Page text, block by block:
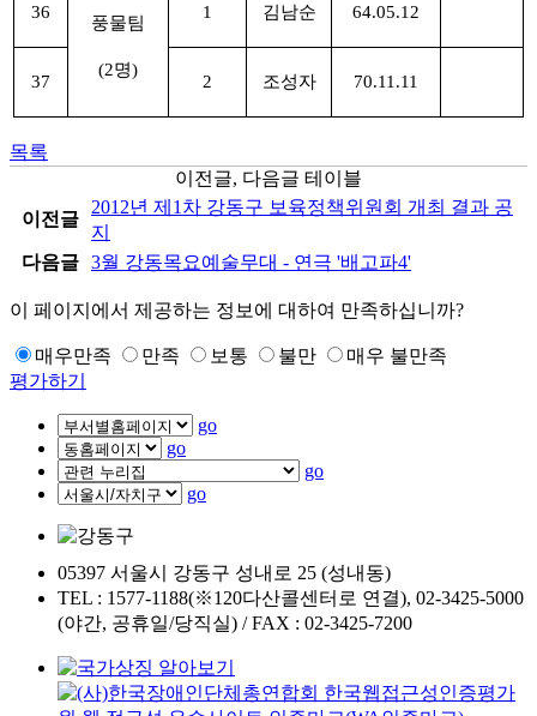
36
풍물팀
(2명)
1 김남순 64.05.12
37 2 조성자 70.11.11
목록
이전글, 다음글 테이블
이전글
2012년 제1차 강동구 보육정책위원회 개최 결과 공
지
다음글
3월 강동목요예술무대 - 연극 '배고파4'
이 페이지에서 제공하는 정보에 대하여 만족하십니까?
매우만족 만족 보통 불만
매우 불만족
평가하기
go
go
go
go
05397 서울시 강동구 성내로 25 (성내동)
TEL : 1577-1188(※120다산콜센터로 연결), 02-3425-5000
(야간, 공휴일/당직실) / FAX : 02-3425-7200